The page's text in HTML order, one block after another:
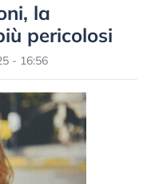
la
pericolosi
- 16:56